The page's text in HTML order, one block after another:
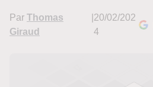
Par Thomas
Giraud
20/02/202
4